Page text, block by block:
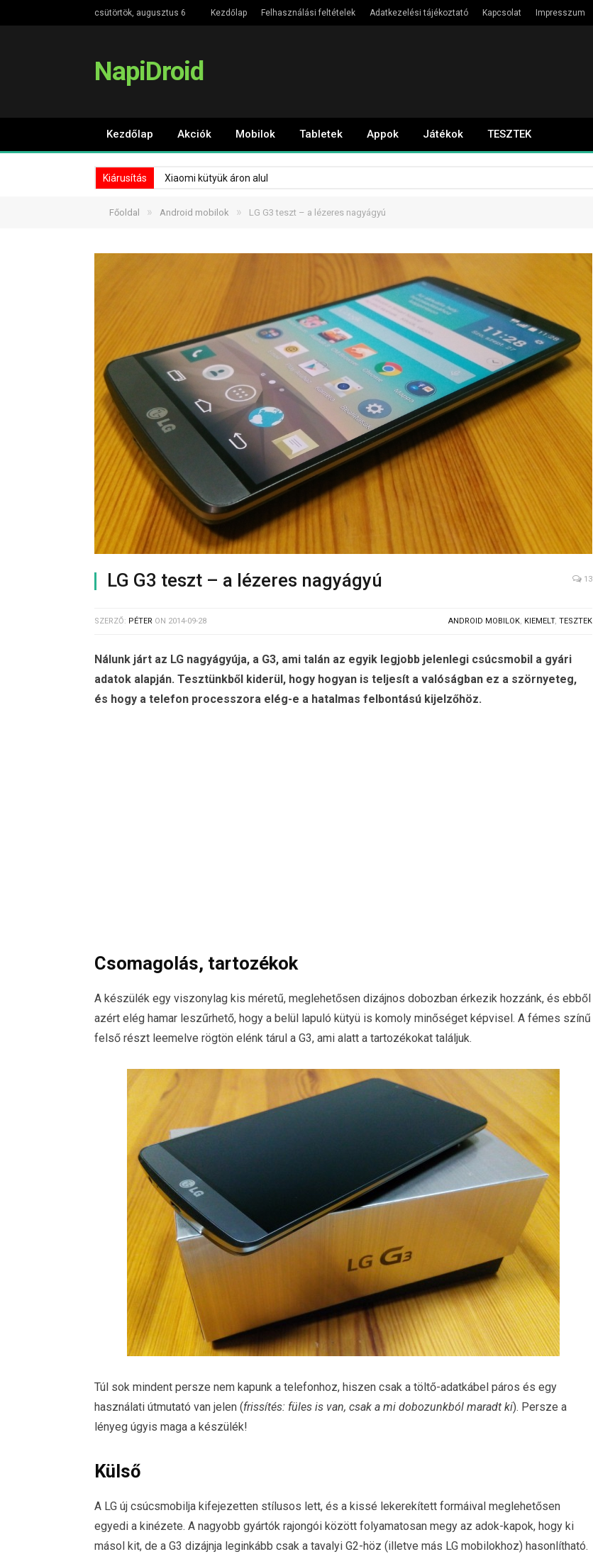
csütörtök, augusztus 6 Kezdőlap Felhasználási feltételek Adatkezelési tájékoztató Kapcsolat Impresszum
NapiDroid
Kezdőlap Akciók Mobilok Tabletek Appok Játékok TESZTEK
Kiárusítás Xiaomi kütyük áron alul
Főoldal » Android mobilok » LG G3 teszt – a lézeres nagyágyú
LG G3 teszt – a lézeres nagyágyú 13
SZERZŐ: PÉTER ON 2014-09-28 ANDROID MOBILOK, KIEMELT, TESZTEK
Nálunk járt az LG nagyágyúja, a G3, ami talán az egyik legjobb jelenlegi csúcsmobil a gyári
adatok alapján. Tesztünkből kiderül, hogy hogyan is teljesít a valóságban ez a szörnyeteg,
és hogy a telefon processzora elég-e a hatalmas felbontású kijelzőhöz.
Csomagolás, tartozékok
A készülék egy viszonylag kis méretű, meglehetősen dizájnos dobozban érkezik hozzánk, és ebből
azért elég hamar leszűrhető, hogy a belül lapuló kütyü is komoly minőséget képvisel. A fémes színű
felső részt leemelve rögtön elénk tárul a G3, ami alatt a tartozékokat találjuk.
Túl sok mindent persze nem kapunk a telefonhoz, hiszen csak a töltő-adatkábel páros és egy
használati útmutató van jelen (frissítés: füles is van, csak a mi dobozunkból maradt ki). Persze a
lényeg úgyis maga a készülék!
Külső
A LG új csúcsmobilja kifejezetten stílusos lett, és a kissé lekerekített formáival meglehetősen
egyedi a kinézete. A nagyobb gyártók rajongói között folyamatosan megy az adok-kapok, hogy ki
másol kit, de a G3 dizájnja leginkább csak a tavalyi G2-höz (illetve más LG mobilokhoz) hasonlítható.